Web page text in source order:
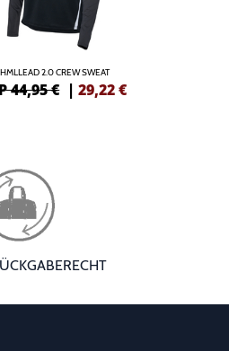
HMLLEAD 2.0 CREW SWEAT
44,95 € |29,22€